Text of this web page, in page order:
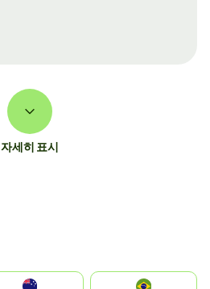
자세히 표시